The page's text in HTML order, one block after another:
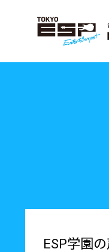
ESP学園